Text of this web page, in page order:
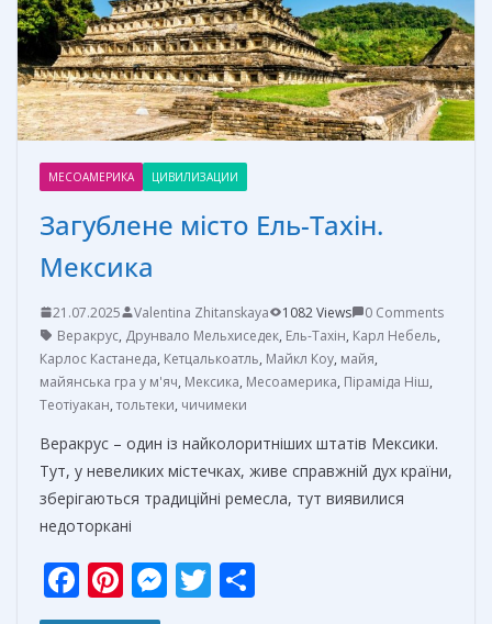
МЕСОАМЕРИКА ЦИВИЛИЗАЦИИ
Загублене місто Ель-Тахін.
Мексика
21.07.2025 Valentina Zhitanskaya 1082 Views
0 Comments
Веракрус, Друнвало Мельхиседек, Ель-Тахін, Карл Небель,
Карлос Кастанеда, Кетцалькоатль, Майкл Коу, майя,
майянська гра у м'яч, Мексика, Месоамерика, Піраміда Ніш,
Теотіуакан, тольтеки, чичимеки
Веракрус – один із найколоритніших штатів Мексики.
Тут, у невеликих містечках, живе справжній дух країни,
зберігаються традиційні ремесла, тут виявилися
недоторкані
F
ac
Pi
nt
M T